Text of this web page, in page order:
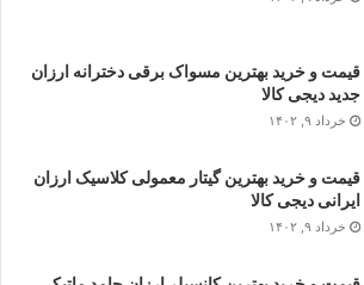
قیمت و خرید بهترین مسواک برقی دخترانه ارزان
جدید دیجی کالا
خرداد ۹, ۱۴۰۲
قیمت و خرید بهترین گیتار معمولی کلاسیک ارزان
ایرانی دیجی کالا
خرداد ۹, ۱۴۰۲